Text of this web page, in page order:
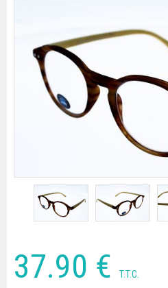
37.90 € T.T.C.